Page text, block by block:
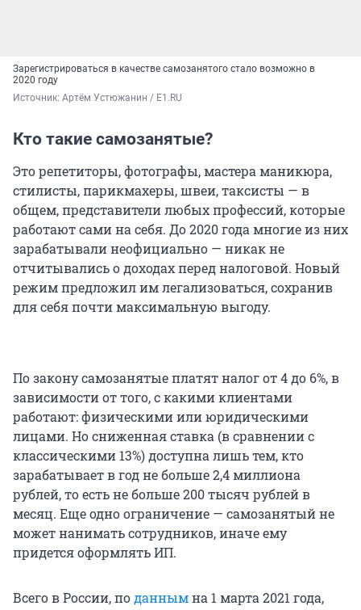
Зарегистрироваться в качестве самозанятого стало возможно в
2020 году
Источник: Артём Устюжанин / Е1.RU
Кто такие самозанятые?
Это репетиторы, фотографы, мастера маникюра,
стилисты, парикмахеры, швеи, таксисты — в
общем, представители любых профессий, которые
работают сами на себя. До 2020 года многие из них
зарабатывали неофициально — никак не
отчитывались о доходах перед налоговой. Новый
режим предложил им легализоваться, сохранив
для себя почти максимальную выгоду.
По закону самозанятые платят налог от 4 до 6%, в
зависимости от того, с какими клиентами
работают: физическими или юридическими
лицами. Но сниженная ставка (в сравнении с
классическими 13%) доступна лишь тем, кто
зарабатывает в год не больше 2,4 миллиона
рублей, то есть не больше 200 тысяч рублей в
месяц. Еще одно ограничение — самозанятый не
может нанимать сотрудников, иначе ему
придется оформлять ИП.
Всего в России, поданнымна 1 марта 2021 года,